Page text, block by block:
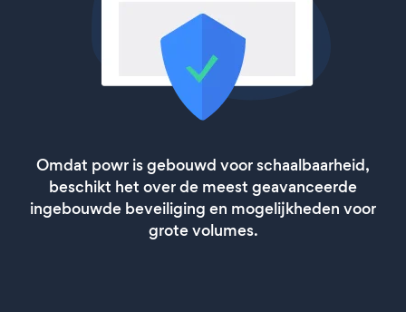
Omdat powr is gebouwd voor schaalbaarheid,
beschikt het over de meest geavanceerde
ingebouwde beveiliging en mogelijkheden voor
grote volumes.